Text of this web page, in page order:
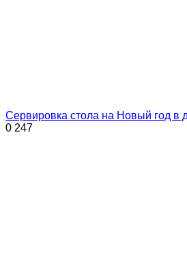
Сервировка стола на Новый год в
0 247